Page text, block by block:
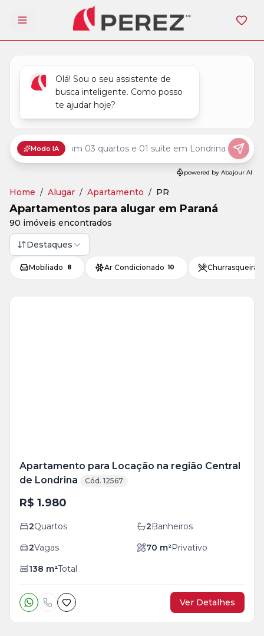
Abrir menu
Home / Alugar / Apartamento / PR
Apartamentos para alugar em Paraná
90 imóveis encontrados
Destaques
Mobiliado 8 Ar Condicionado 10 Churrasqueira
Apartamento para Locação na região Central
de Londrina
Cód. 12567
R$ 1.980
2Quartos 2Banheiros
2Vagas 70 m²Privativo
138 m²Total
Ver Detalhes